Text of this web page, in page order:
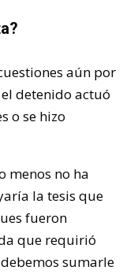
aún por
detenido actuó
o se hizo
menos no ha
la tesis que
fueron
que requirió
sumarle